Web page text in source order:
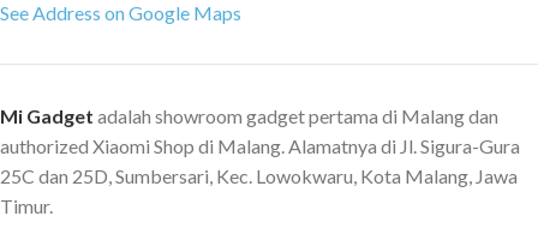
See Address on Google Maps
Mi Gadget adalah showroom gadget pertama di Malang dan
authorized Xiaomi Shop di Malang. Alamatnya di Jl. Sigura-Gura
25C dan 25D, Sumbersari, Kec. Lowokwaru, Kota Malang, Jawa
Timur.